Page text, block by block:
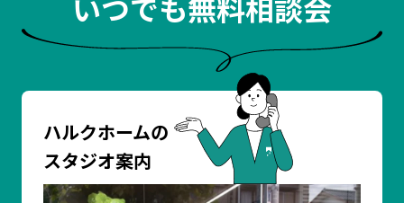
いつでも無料相談会
ハルクホームの
スタジオ案内